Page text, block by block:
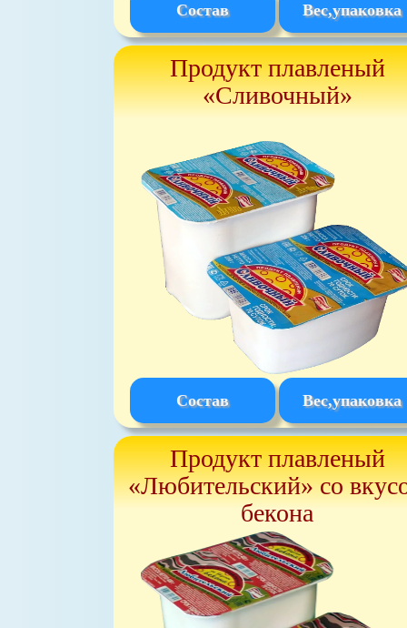
Состав Вес,упаковка
Продукт плавленый
«Сливочный»
Состав Вес,упаковка
Продукт плавленый
«Любительский» со
бекона